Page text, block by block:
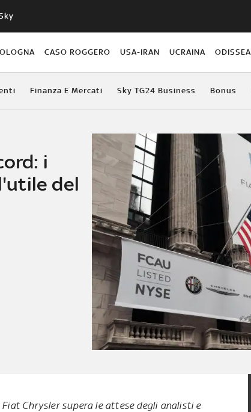
CASO ROGGERO USA-IRAN UCRAINA ODISSEA
Finanza E Mercati Sky TG24 Business Bonus
i
del
Chrysler supera le attese degli analisti e